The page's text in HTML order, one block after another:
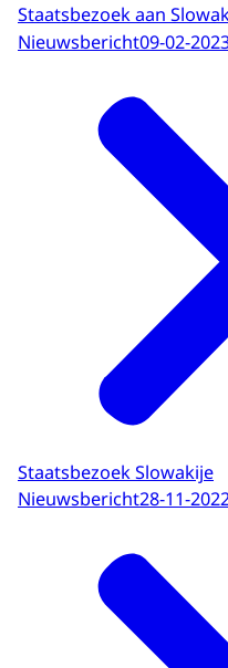
Staatsbezoek aan
Nieuwsbericht09-02-
Staatsbezoek Slowakije
Nieuwsbericht28-11-